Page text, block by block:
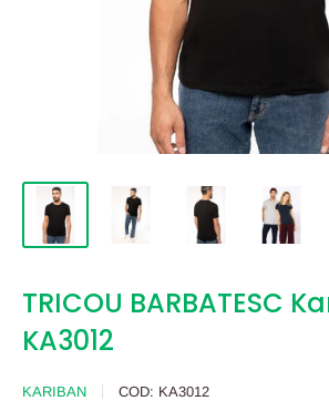
TRICOU BARBATESC
KA3012
KARIBAN COD: KA3012